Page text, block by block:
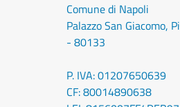
Comune di Napoli
Palazzo San Giacomo,
- 80133
P. IVA: 01207650639
CF: 80014890638